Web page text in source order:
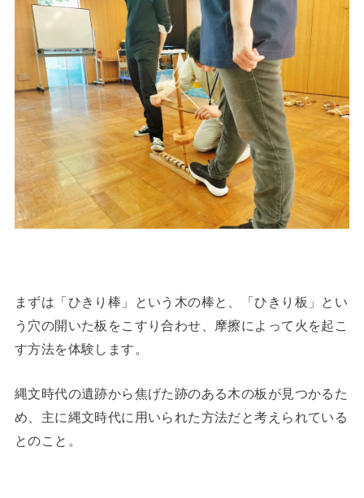
まずは「ひきり棒」という木の棒と、「ひきり板」とい
う穴の開いた板をこすり合わせ、摩擦によって火を起こ
す方法を体験します。
縄文時代の遺跡から焦げた跡のある木の板が見つかるた
め、主に縄文時代に用いられた方法だと考えられている
とのこと。